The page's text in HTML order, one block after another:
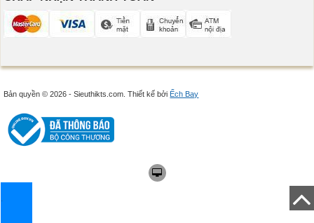
Bản quyền © 2026 - Sieuthikts.com.Thiết kế bởi Ếch Bay
.